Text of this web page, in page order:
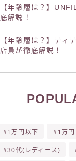
【年齢層は？】
底解説！
【年齢層は？】ティ
店員が徹底解説！
1万円以下 1万円
30代(レディース)